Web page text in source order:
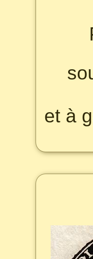
et à